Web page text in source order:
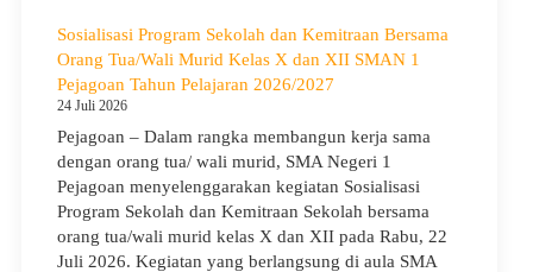
Anak
Nasional
2026,
Negeri
1
Pejagoan
Gelar
Deklarasi
Integritas
Sosialisasi Program Sekolah dan Kemitraan Bersama
Orang Tua/Wali Murid Kelas X dan XII SMAN 1
Pejagoan Tahun Pelajaran 2026/2027
24 Juli 2026
Pejagoan – Dalam rangka membangun kerja sama
dengan orang tua/ wali murid, SMA Negeri 1
Pejagoan menyelenggarakan kegiatan Sosialisasi
Program Sekolah dan Kemitraan Sekolah bersama
orang tua/wali murid kelas X dan XII pada Rabu, 22
Juli 2026. Kegiatan yang berlangsung di aula SMA